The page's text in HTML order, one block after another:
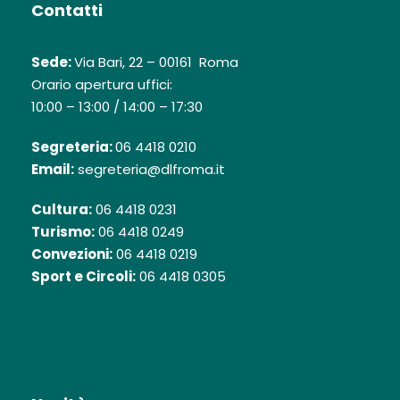
Contatti
Sede:Via Bari, 22 – 00161 Roma
Orario apertura uffici:
10:00 – 13:00 / 14:00 – 17:30
Segreteria:06 4418 0210
Email:segreteria@dlfroma.it
Cultura:06 4418 0231
Turismo:06 4418 0249
Convezioni:06 4418 0219
Sport e Circoli:06 4418 0305